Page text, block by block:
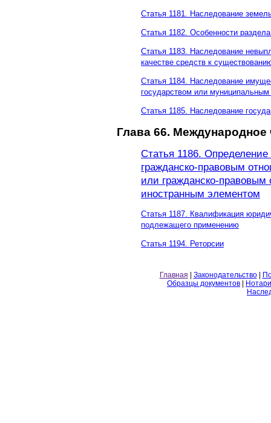
Статья 1181. Наследование
Статья 1182. Особенности
Статья 1183. Наследование
качестве средств к
Статья 1184. Наследование
государством или
Статья 1185. Наследование
Глава 66. Международное
Статья 1186.
гражданско-правовым
или гражданско-
иностранным элементом
Статья 1187. Квалификация
подлежащего применению
Статья 1194. Реторсии
Главная Законодательство|
Образцы документов